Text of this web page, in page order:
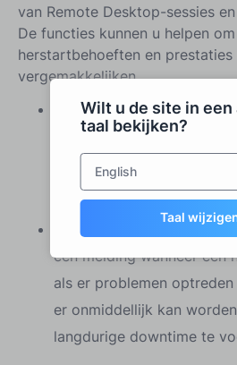
Wilt u de site in een
taal bekijken?
English
Taal
van Remote Desktop-sessies
De functies kunnen u helpen
herstartbehoeften en
vergemakkelijken.
Tracking
herstartevenement,
kunnen analyseren en de
optimaliseren.
Geautomatiseerde
een melding wanneer een
als er problemen
er onmiddellijk kan
langdurige downtime te